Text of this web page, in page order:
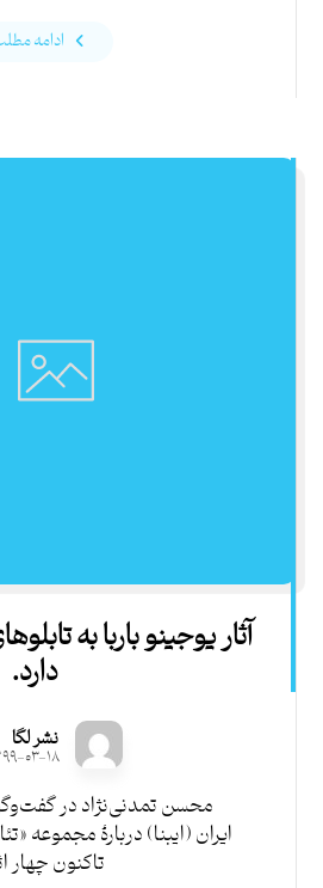
ادامه
آثار یوجینو باربا به
دارد.
نشر لگا
۱۳۹۹-۰۳-
محسن تمدنی‌نژاد در
ایران (ایبنا) دربارۀ مجموعه
تاکنون چهار